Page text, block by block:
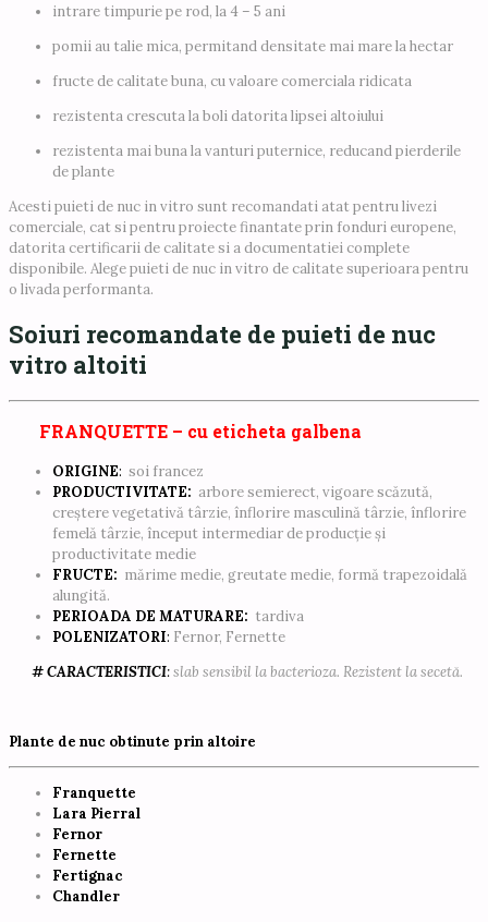
intrare timpurie pe rod, la 4 – 5 ani
pomii au talie mica, permitand densitate mai mare la hectar
fructe de calitate buna, cu valoare comerciala ridicata
rezistenta crescuta la boli datorita lipsei altoiului
rezistenta mai buna la vanturi puternice, reducand pierderile
de plante
Acesti puieti de nuc in vitro sunt recomandati atat pentru livezi
comerciale, cat si pentru proiecte finantate prin fonduri europene,
datorita certificarii de calitate si a documentatiei complete
disponibile. Alege puieti de nuc in vitro de calitate superioara pentru
o livada performanta.
Soiuri recomandate de puieti de nuc
vitro altoiti
FRANQUETTE – cu eticheta galbena
ORIGINE: soi francez
PRODUCTIVITATE: arbore semierect, vigoare scăzută,
creștere vegetativă târzie, înflorire masculină târzie, înflorire
femelă târzie, început intermediar de producție și
productivitate medie
FRUCTE: mărime medie, greutate medie, formă trapezoidală
alungită.
PERIOADA DE MATURARE: tardiva
POLENIZATORI: Fernor, Fernette
#CARACTERISTICI:slab sensibil la bacterioza. Rezistent la secetă.
Plante de nuc obtinute prin altoire
Franquette
Lara Pierral
Fernor
Fernette
Fertignac
Chandler